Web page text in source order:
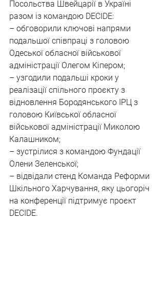
Посольства Швейцарії в Україні
разом із командою DECIDE:
– обговорили ключові напрями
подальшої співпраці з головою
Одеської обласної військової
адміністрації Олегом Kіпером;
– узгодили подальші кроки у
реалізації спільного проєкту з
відновлення Бородянського ІРЦ з
головою Київської обласної
військової адміністрації Миколою
Калашником;
– зустрілися з командою Фундації
Олени Зеленської;
– відвідали стенд Команда Реформи
Шкільного Харчування, яку цьогоріч
на конференції підтримує проєкт
DECIDE.